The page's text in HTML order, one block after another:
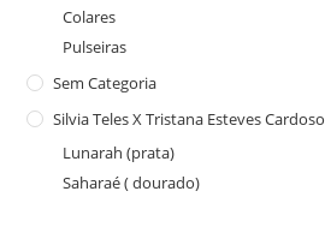
Colares
Pulseiras
Sem Categoria
Silvia Teles X Tristana Esteves Cardoso
Lunarah (prata)
Saharaé ( dourado)